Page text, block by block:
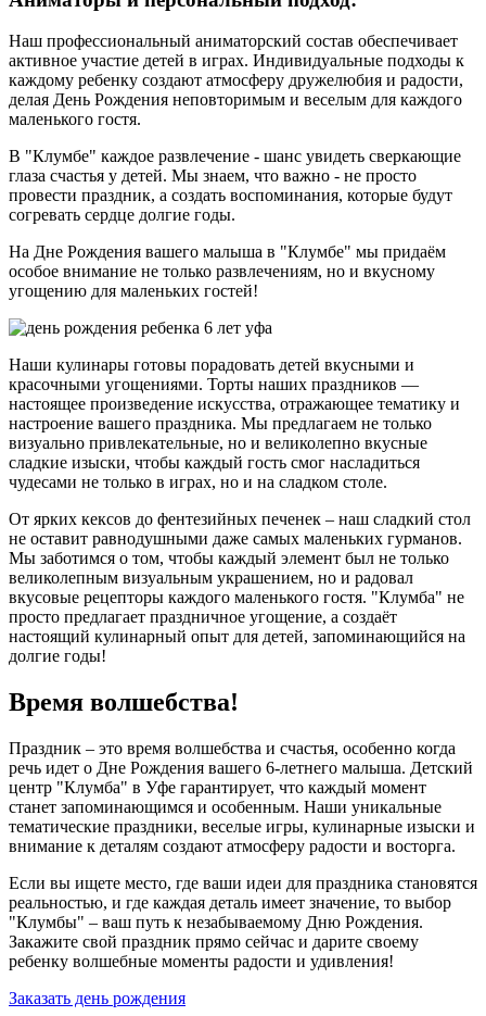
Наш профессиональный аниматорский состав обеспечивает
активное участие детей в играх. Индивидуальные подходы к
каждому ребенку создают атмосферу дружелюбия и радости,
делая День Рождения неповторимым и веселым для каждого
маленького гостя.
В "Клумбе" каждое развлечение - шанс увидеть сверкающие
глаза счастья у детей. Мы знаем, что важно - не просто
провести праздник, а создать воспоминания, которые будут
согревать сердце долгие годы.
На Дне Рождения вашего малыша в "Клумбе" мы придаём
особое внимание не только развлечениям, но и вкусному
угощению для маленьких гостей!
Наши кулинары готовы порадовать детей вкусными и
красочными угощениями. Торты наших праздников —
настоящее произведение искусства, отражающее тематику и
настроение вашего праздника. Мы предлагаем не только
визуально привлекательные, но и великолепно вкусные
сладкие изыски, чтобы каждый гость смог насладиться
чудесами не только в играх, но и на сладком столе.
От ярких кексов до фентезийных печенек – наш сладкий стол
не оставит равнодушными даже самых маленьких гурманов.
Мы заботимся о том, чтобы каждый элемент был не только
великолепным визуальным украшением, но и радовал
вкусовые рецепторы каждого маленького гостя. "Клумба" не
просто предлагает праздничное угощение, а создаёт
настоящий кулинарный опыт для детей, запоминающийся на
долгие годы!
Время волшебства!
Праздник – это время волшебства и счастья, особенно когда
речь идет о Дне Рождения вашего 6-летнего малыша. Детский
центр "Клумба" в Уфе гарантирует, что каждый момент
станет запоминающимся и особенным. Наши уникальные
тематические праздники, веселые игры, кулинарные изыски и
внимание к деталям создают атмосферу радости и восторга.
Если вы ищете место, где ваши идеи для праздника становятся
реальностью, и где каждая деталь имеет значение, то выбор
"Клумбы" – ваш путь к незабываемому Дню Рождения.
Закажите свой праздник прямо сейчас и дарите своему
ребенку волшебные моменты радости и удивления!
Заказать день рождения